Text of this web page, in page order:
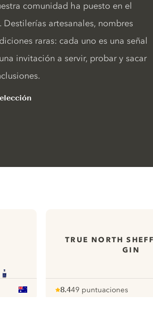
comunidad ha puesto en el
Destilerías artesanales, nombres
raras: cada uno es una señal
invitación a servir, probar y sacar
TRUE NORTH
GIN
8.4
pour
49 puntuaciones